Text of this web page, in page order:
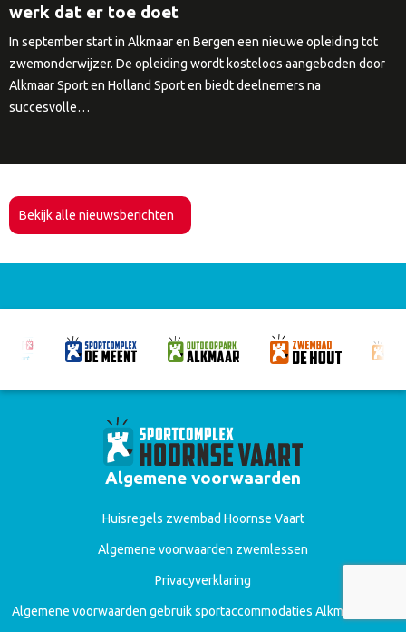
werk dat er toe doet
In september start in Alkmaar en Bergen een nieuwe opleiding tot
zwemonderwijzer. De opleiding wordt kosteloos aangeboden door
Alkmaar Sport en Holland Sport en biedt deelnemers na
succesvolle…
Bekijk alle nieuwsberichten
Algemene voorwaarden
Huisregels zwembad Hoornse Vaart
Algemene voorwaarden zwemlessen
Privacyverklaring
Algemene voorwaarden gebruik sportaccommodaties Alkmaar Sport